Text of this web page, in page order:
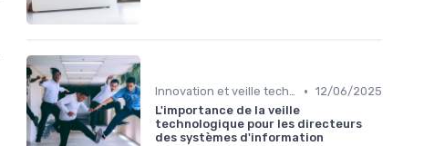
Innovation et veille technologique • 12/06/2025
L'importance de la veille
technologique pour les directeurs
des systèmes d'information